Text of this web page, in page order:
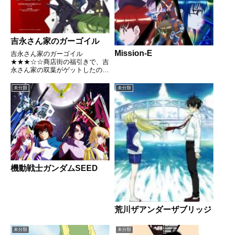
吉永さん家のガーゴイル
吉永さん家のガーゴイル
★★★☆☆商店街の福引きで、吉
永さん家の双葉がゲットしたの
の犬の石像のように見えるガーゴ
イルが、突然喋りだす、石より硬
い、あげく自分を「吉永家の門番
だ」というわで、双葉の兄である
和己はポカ...
Mission-E
未分類
機動戦士ガンダムSEED
未分類
荒川ザアンダーザブリッジ
未分類 未分類